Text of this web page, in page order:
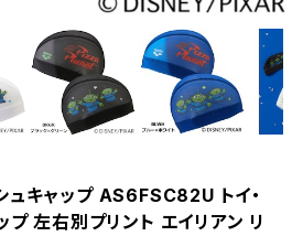
キャップ AS6FSC82U トイ・
プ 左右別プリント エイリアン リ